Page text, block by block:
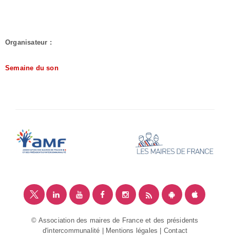
Organisateur :
Semaine du son
© Association des maires de France et des présidents
d'intercommunalité |
Mentions légales Contact